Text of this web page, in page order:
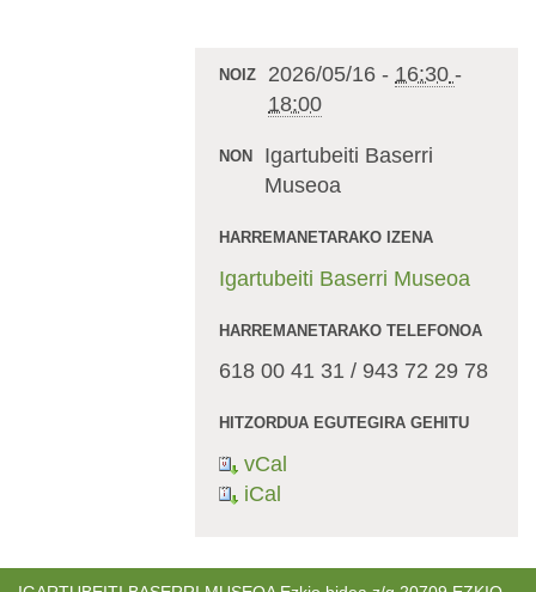
NOIZ 2026/05/16 - 16:30 -
18:00
NON
Igartubeiti Baserri
Museoa
HARREMANETARAKO IZENA
Igartubeiti Baserri Museoa
HARREMANETARAKO TELEFONOA
618 00 41 31 / 943 72 29 78
HITZORDUA EGUTEGIRA GEHITU
vCal
iCal